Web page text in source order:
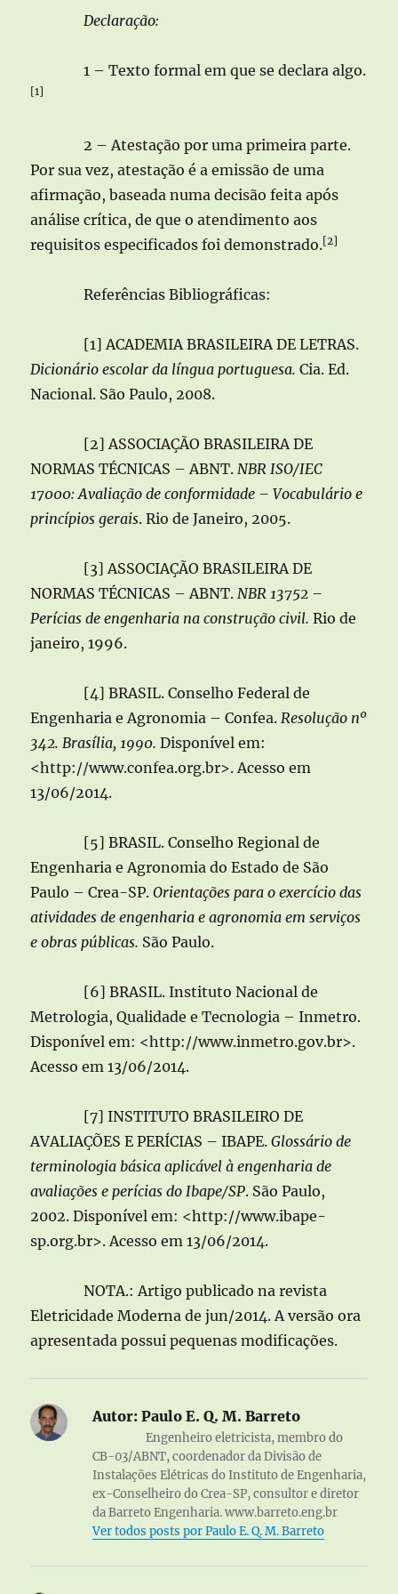
Declaração:
1 – Texto formal em que se declara algo.
[1]
2 – Atestação por uma primeira parte.
Por sua vez, atestação é a emissão de uma
afirmação, baseada numa decisão feita após
análise crítica, de que o atendimento aos
requisitos especificados foi demonstrado.[2]
Referências Bibliográficas:
[1] ACADEMIA BRASILEIRA DE LETRAS.
Dicionário escolar da língua portuguesa. Cia. Ed.
Nacional. São Paulo, 2008.
[2] ASSOCIAÇÃO BRASILEIRA DE
NORMAS TÉCNICAS – ABNT. NBR ISO/IEC
17000: Avaliação de conformidade – Vocabulário e
princípios gerais. Rio de Janeiro, 2005.
[3] ASSOCIAÇÃO BRASILEIRA DE
NORMAS TÉCNICAS – ABNT. NBR 13752 –
Perícias de engenharia na construção civil. Rio de
janeiro, 1996.
[4] BRASIL. Conselho Federal de
Engenharia e Agronomia – Confea.Resolução nº
342. Brasília, 1990. Disponível em:
<http://www.confea.org.br>. Acesso em
13/06/2014.
[5] BRASIL. Conselho Regional de
Engenharia e Agronomia do Estado de São
Paulo – Crea-SP.Orientações para o exercício das
atividades de engenharia e agronomia em serviços
e obras públicas. São Paulo.
[6] BRASIL. Instituto Nacional de
Metrologia, Qualidade e Tecnologia – Inmetro.
Disponível em: <http://www.inmetro.gov.br>.
Acesso em 13/06/2014.
[7] INSTITUTO BRASILEIRO DE
AVALIAÇÕES E PERÍCIAS – IBAPE.Glossário de
terminologia básica aplicável à engenharia de
avaliações e perícias do Ibape/SP. São Paulo,
2002. Disponível em: <http://www.ibape-
sp.org.br>. Acesso em 13/06/2014.
NOTA.: Artigo publicado na revista
Eletricidade Moderna de jun/2014. A versão ora
apresentada possui pequenas modificações.
Autor: Paulo E. Q. M. Barreto
Engenheiro eletricista, membro do
CB-03/ABNT, coordenador da Divisão de
Instalações Elétricas do Instituto de Engenharia,
ex-Conselheiro do Crea-SP, consultor e diretor
da Barreto Engenharia. www.barreto.eng.br
Ver todos posts por Paulo E. Q. M. Barreto